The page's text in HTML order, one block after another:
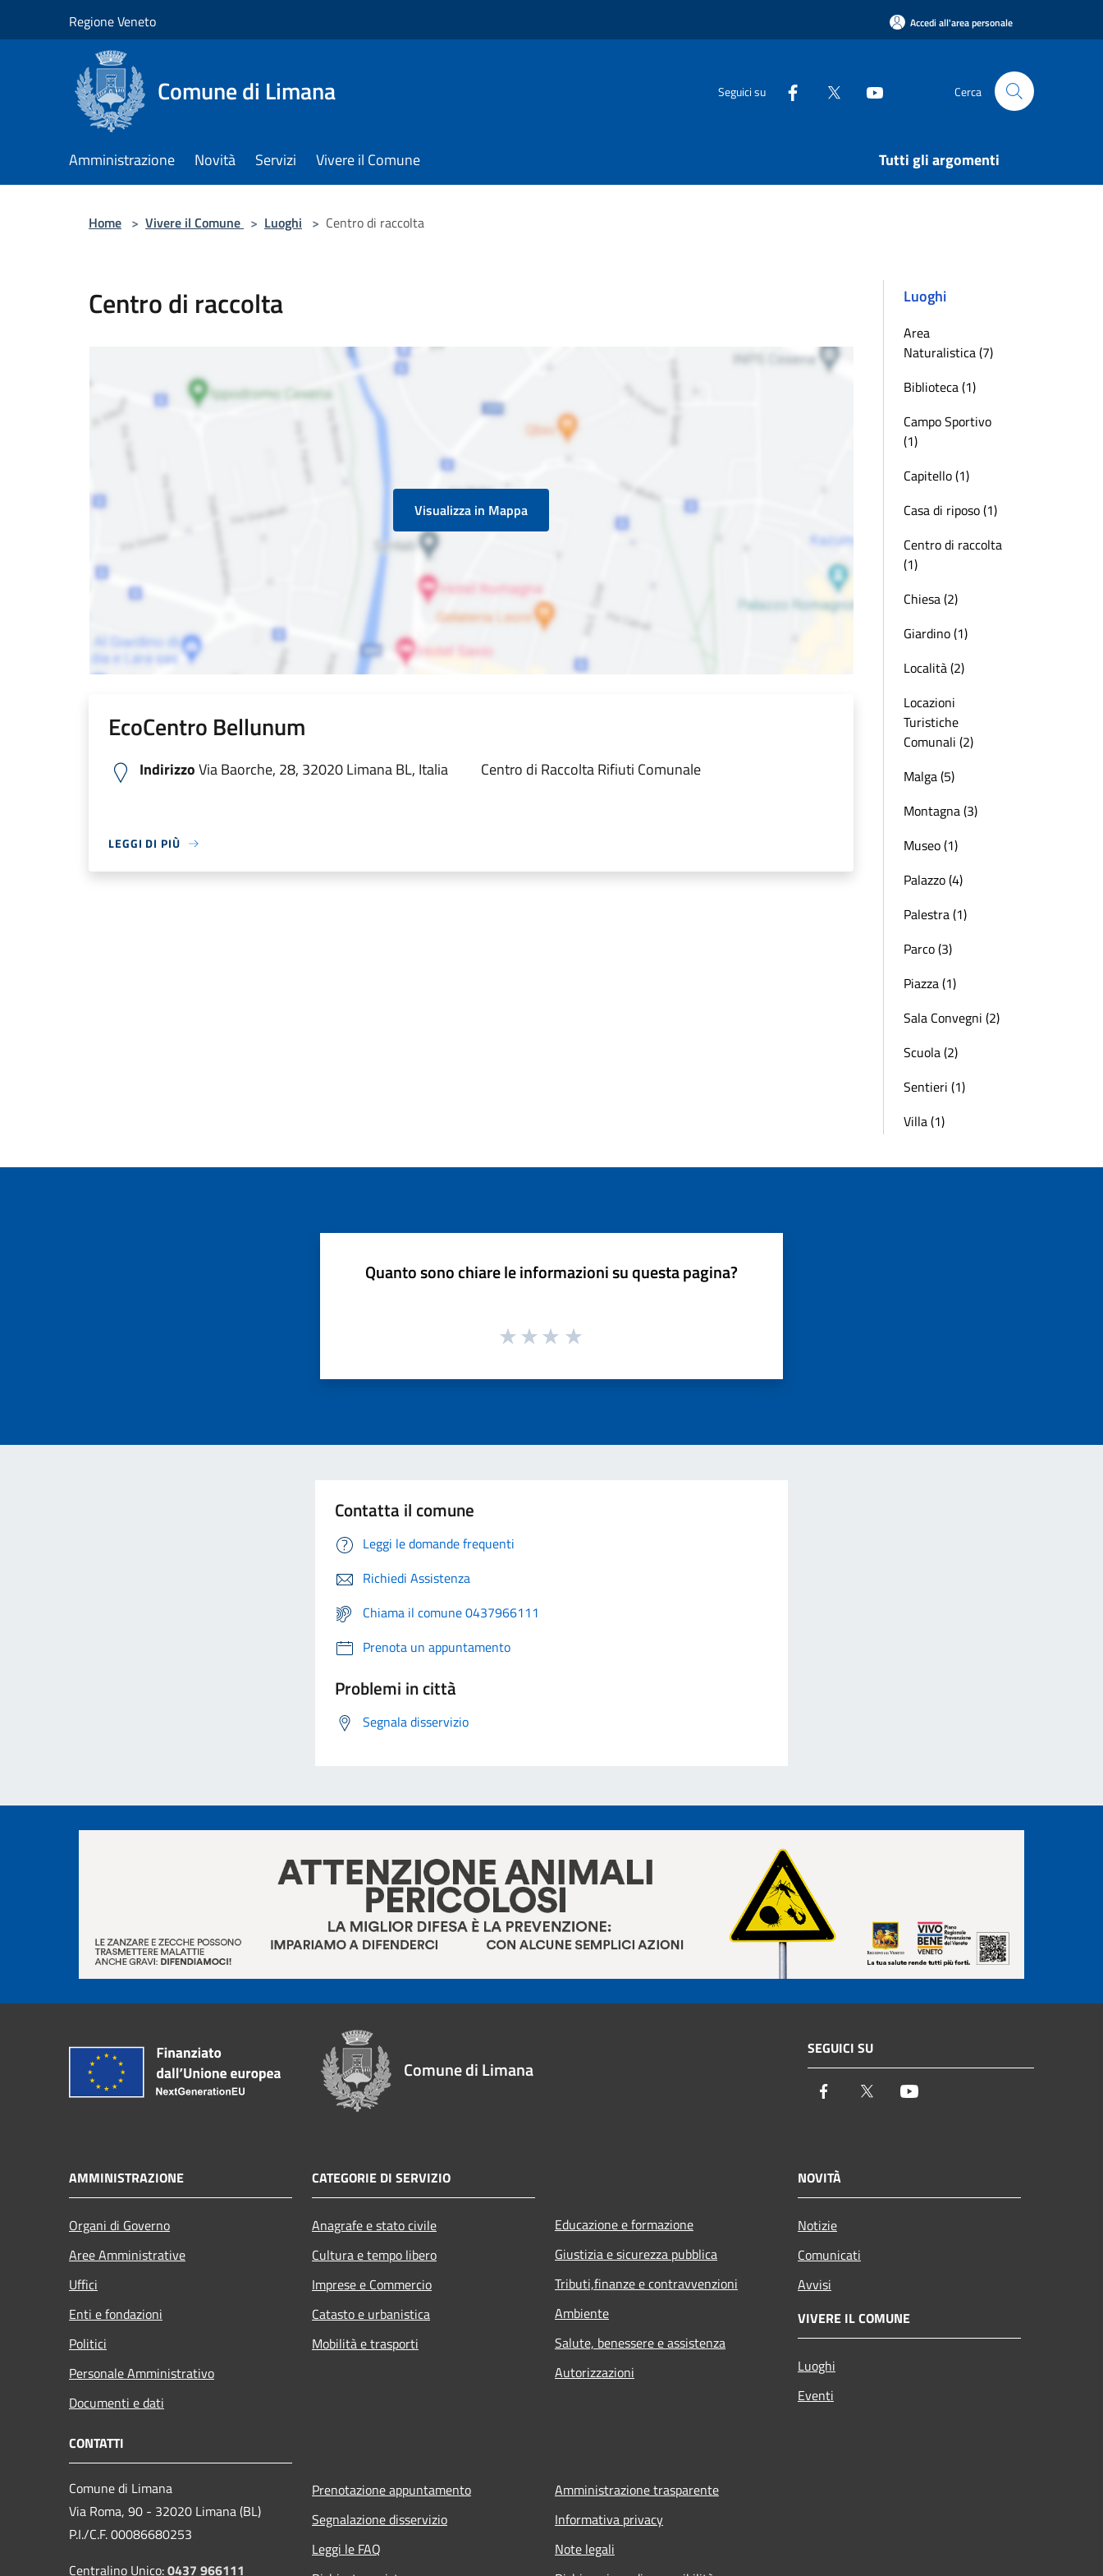
Regione Veneto Accedi all'area personale
Comune di Limana Seguici su Cerca
Amministrazione Novità Servizi Vivere il Comune Tutti gli argomenti
Home > Vivere il Comune > Luoghi > Centro di raccolta
Centro di raccolta
Visualizza in Mappa
EcoCentro Bellunum
IndirizzoVia Baorche, 28, 32020 Limana BL, Italia Centro di Raccolta Rifiuti Comunale
LEGGI DI PIÙ
Luoghi
Area
Naturalistica (7)
Biblioteca (1)
Campo Sportivo
(1)
Capitello (1)
Casa di riposo (1)
Centro di raccolta
(1)
Chiesa (2)
Giardino (1)
Località (2)
Locazioni
Turistiche
Comunali (2)
Malga (5)
Montagna (3)
Museo (1)
Palazzo (4)
Palestra (1)
Parco (3)
Piazza (1)
Sala Convegni (2)
Scuola (2)
Sentieri (1)
Villa (1)
Quanto sono chiare le informazioni su questa pagina?
Contatta il comune
Leggi le domande frequenti
Richiedi Assistenza
Chiama il comune 0437966111
Prenota un appuntamento
Problemi in città
Segnala disservizio
Comune di Limana
SEGUICI SU
Facebook Twitter
AMMINISTRAZIONE
Organi di Governo
Aree Amministrative
Uffici
Enti e fondazioni
Politici
Personale Amministrativo
Documenti e dati
CATEGORIE DI SERVIZIO
Anagrafe e stato civile
Cultura e tempo libero
Imprese e Commercio
Catasto e urbanistica
Mobilità e trasporti
Educazione e formazione
Giustizia e sicurezza pubblica
Tributi,finanze e contravvenzioni
Ambiente
Salute, benessere e assistenza
Autorizzazioni
NOVITÀ
Notizie
Comunicati
Avvisi
VIVERE IL COMUNE
Luoghi
Eventi
CONTATTI
Comune di Limana
Via Roma, 90 - 32020 Limana (BL)
P.I./C.F. 00086680253
Centralino Unico:0437 966111
Prenotazione appuntamento
Segnalazione disservizio
Leggi le FAQ
Amministrazione trasparente
Informativa privacy
Note legali